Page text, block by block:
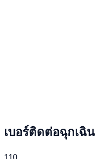
เบอร์ติดต่อฉุกเฉิน
110